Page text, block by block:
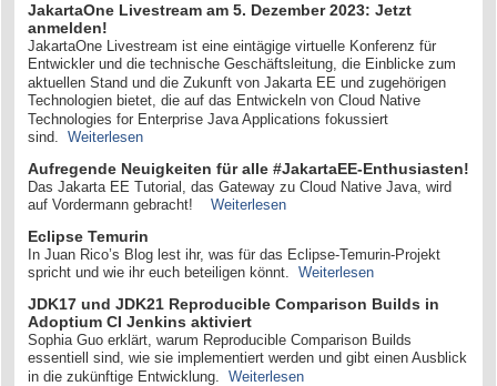
JakartaOne Livestream am 5. Dezember 2023: Jetzt
anmelden!
JakartaOne Livestream ist eine eintägige virtuelle Konferenz für
Entwickler und die technische Geschäftsleitung, die Einblicke zum
aktuellen Stand und die Zukunft von Jakarta EE und zugehörigen
Technologien bietet, die auf das Entwickeln von Cloud Native
Technologies for Enterprise Java Applications fokussiert
sind. Weiterlesen
Aufregende Neuigkeiten für alle #JakartaEE-Enthusiasten!
Das Jakarta EE Tutorial, das Gateway zu Cloud Native Java, wird
auf Vordermann gebracht!
Weiterlesen
Eclipse Temurin
In Juan Rico’s Blog lest ihr, was für das Eclipse-Temurin-Projekt
spricht und wie ihr euch beteiligen könnt. Weiterlesen
JDK17 und JDK21 Reproducible Comparison Builds in
Adoptium CI Jenkins aktiviert
Sophia Guo erklärt, warum Reproducible Comparison Builds
essentiell sind, wie sie implementiert werden und gibt einen Ausblick
in die zukünftige Entwicklung.
Weiterlesen